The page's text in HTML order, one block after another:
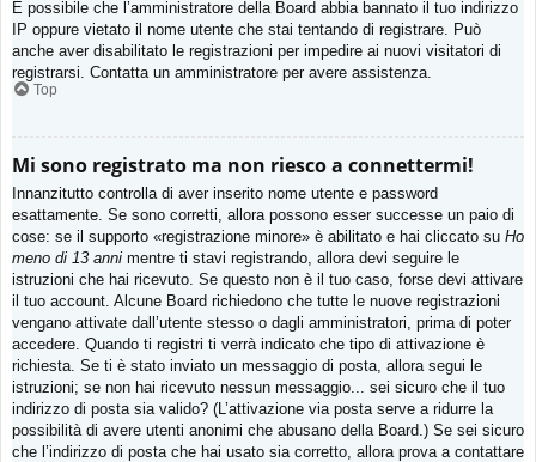
È possibile che l’amministratore della Board abbia bannato il tuo indirizzo
IP oppure vietato il nome utente che stai tentando di registrare. Può
anche aver disabilitato le registrazioni per impedire ai nuovi visitatori di
registrarsi. Contatta un amministratore per avere assistenza.
Top
Mi sono registrato ma non riesco a connettermi!
Innanzitutto controlla di aver inserito nome utente e password
esattamente. Se sono corretti, allora possono esser successe un paio di
cose: se il supporto «registrazione minore» è abilitato e hai cliccato su Ho
meno di 13 anni mentre ti stavi registrando, allora devi seguire le
istruzioni che hai ricevuto. Se questo non è il tuo caso, forse devi attivare
il tuo account. Alcune Board richiedono che tutte le nuove registrazioni
vengano attivate dall’utente stesso o dagli amministratori, prima di poter
accedere. Quando ti registri ti verrà indicato che tipo di attivazione è
richiesta. Se ti è stato inviato un messaggio di posta, allora segui le
istruzioni; se non hai ricevuto nessun messaggio... sei sicuro che il tuo
indirizzo di posta sia valido? (L’attivazione via posta serve a ridurre la
possibilità di avere utenti anonimi che abusano della Board.) Se sei sicuro
che l’indirizzo di posta che hai usato sia corretto, allora prova a contattare